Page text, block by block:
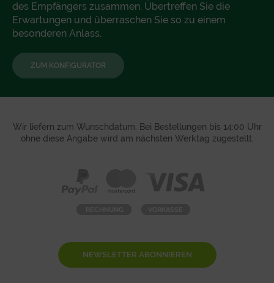
des Empfängers zusammen. Übertreffen Sie die
Erwartungen und überraschen Sie so zu einem
besonderen Anlass.
ZUM KONFIGURATOR
Wir liefern zum Wunschdatum. Bei Bestellungen bis 14:00 Uhr
ohne diese Angabe wird am nächsten Werktag zugestellt.
NEWSLETTER ABONNIEREN